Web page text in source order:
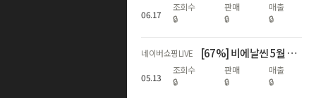
06.17
조회수
🔒
판매
🔒
매출
🔒
네이버쇼핑LIVE [67%] 비에날씬 5월 가정의 달 기념 라이브! 🎉💚
05.13
조회수
🔒
판매
🔒
매출
🔒